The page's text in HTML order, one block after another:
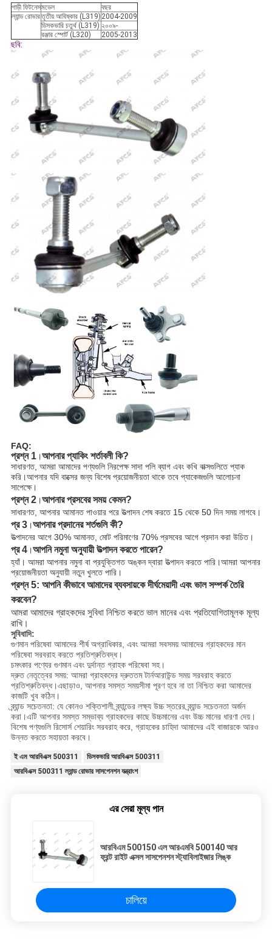
গাড়ী ফিটনেসমডেল
বছর
ল্যান্ড রোভারতৃতীয় আবিষ্কার (L319) 2004-2009
ডিসকভারি চতুর্থ (L319) ২০০৯-
রঞ্জার স্পোর্ট (L320)
2005-2013
ছবি:
FAQ:
প্রশ্ন 1।আপনার প্যাকিং শর্তাবলী কি?
সাধারণত, আমরা আমাদের পণ্যগুলি নিরপেক্ষ সাদা পলি ব্যাগ এবং কখি বাক্সগুলিতে প্যাক
করি।আপনার যদি বাক্সের জন্য বিশেষ প্রয়োজনীয়তা থাকে তবে প্যাকেজগুলি আলোচনা
সাপেক্ষে।
প্রশ্ন 2।আপনার প্রসবের সময় কেমন?
সাধারণত, আপনার আমানত পাওয়ার পরে উত্পাদন শেষ করতে 15 থেকে 50 দিন সময় লাগবে।
প্র 3।আপনার প্রদানের শর্তগুলি কী?
উত্পাদনের আগে 30% আমানত, মোট পরিমাণের 70% প্রসবের আগে প্রদান করা উচিত।
প্র 4।আপনি নমুনা অনুযায়ী উত্পাদন করতে পারেন?
হ্যাঁ। আমরা আপনার নমুনা বা প্রযুক্তিগত অঙ্কন দ্বারা উত্পাদন করতে পারি।আমরা আপনার
প্রয়োজনীয়তা অনুযায়ী নতুন খুলতে পারি।
প্রশ্ন 5: আপনি কীভাবে আমাদের ব্যবসায়কে দীর্ঘমেয়াদী এবং ভাল সম্পর্ক তৈরি
করবেন?
আমরা আমাদের গ্রাহকদের সুবিধা নিশ্চিত করতে ভাল মানের এবং প্রতিযোগিতামূলক মূল্য
রাখি।
সুবিধাদি:
গুণমান পরিষেবা আমাদের শীর্ষ অগ্রাধিকার, এবং আমরা সবসময় আমাদের গ্রাহকদের মান
পরিষেবা সরবরাহ করতে প্রতিশ্রুতিবদ্ধ।
চমৎকার পণ্যের গুণমান এবং দুর্দান্ত গ্রাহক পরিষেবা সহ।
দ্রুত নেতৃত্বের সময়: আমরা গ্রাহকদের দ্রুততম টার্নআরাউন্ড সময় সরবরাহ করতে
প্রতিশ্রুতিবদ্ধ।এছাড়াও, আপনার সমস্ত সময়সীমা পূরণ হবে না তা নিশ্চিত করা আমাদের
কাজটি খুব কঠিন।
ব্র্যান্ড সচেতনতা: যে কোনও শক্তিশালী ব্র্যান্ডের লক্ষ্য উচ্চ স্তরের ব্র্যান্ড সচেতনতা অর্জন
করা।এটি আপনার সমস্ত সম্ভাব্য গ্রাহকদের কাছে উচ্চমানের এবং উচ্চ মানের ধারণা দেয়।
বিশেষ পণ্যগুলি রিসোর্স শেয়ারিং সরবরাহ করে, গ্রাহকের চাহিদা আমাদের এই বাজারকে আরও
উন্নত করতে সহায়তা করবে।
ই এম আরবিএক্স 500311
ডিসকভারি আরবিএক্স 500311
আরবিএক্স 500311 ল্যান্ড রোভার সাসপেনশন যন্ত্রাংশ
এর সেরা মূল্য পান
আরবিএম 500150 এল আরএমবি 500140 আর
ফ্রন্ট রাইট এক্সল সাসপেনশন স্ট্যাবিলাইজার লিঙ্ক
চালিয়ে